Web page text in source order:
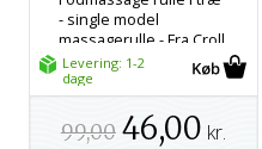
- single model
massagerulle - Fra Croll
& Denecke
Levering: 1-2
dage
99,00 46,00 kr.